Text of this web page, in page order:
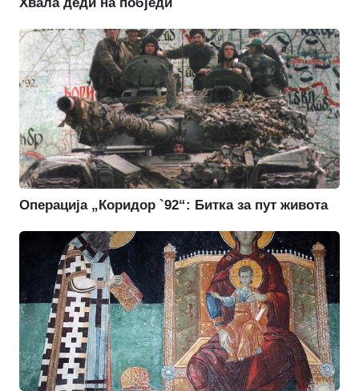
Хвала деди на побједи
Операција „Коридор `92“: Битка за пут живота